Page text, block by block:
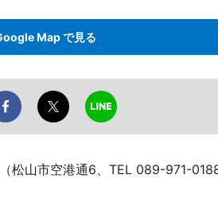
Map で見る
松山市空港通6、TEL 089-971-